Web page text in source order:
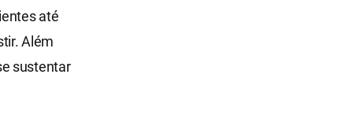
até
Além
sustentar